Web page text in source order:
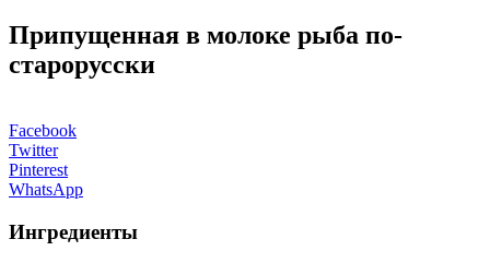
Припущенная в молоке рыба по-
старорусски
Facebook
Twitter
Pinterest
WhatsApp
Ингредиенты